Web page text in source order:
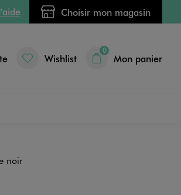
Choisir mon magasin
Wishlist
0
Mon panier
noir